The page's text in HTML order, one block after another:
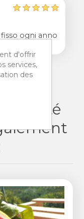
ogni anno
acheté
d'offrir
services,
des